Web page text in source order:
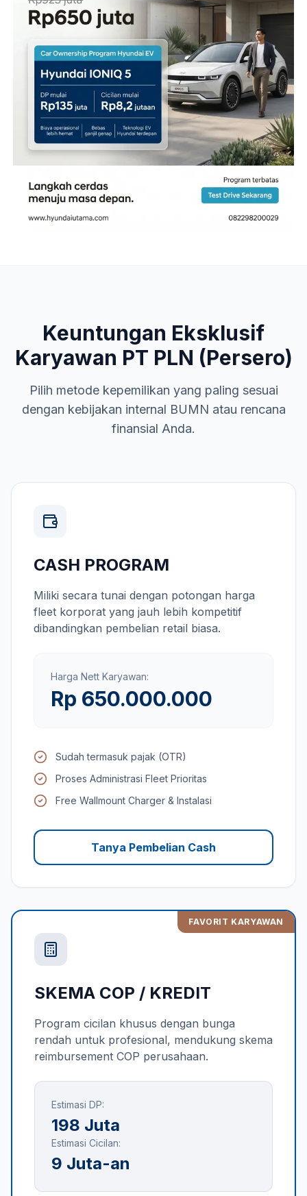
Keuntungan Eksklusif
Karyawan PT PLN (Persero)
Pilih metode kepemilikan yang paling sesuai
dengan kebijakan internal BUMN atau rencana
finansial Anda.
CASH PROGRAM
Miliki secara tunai dengan potongan harga
fleet korporat yang jauh lebih kompetitif
dibandingkan pembelian retail biasa.
Harga Nett Karyawan:
Rp 650.000.000
Sudah termasuk pajak (OTR)
Proses Administrasi Fleet Prioritas
Free Wallmount Charger & Instalasi
Tanya Pembelian Cash
FAVORIT KARYAWAN
SKEMA COP / KREDIT
Program cicilan khusus dengan bunga
rendah untuk profesional, mendukung skema
reimbursement COP perusahaan.
Estimasi DP:
198 Juta
Estimasi Cicilan:
9 Juta-an